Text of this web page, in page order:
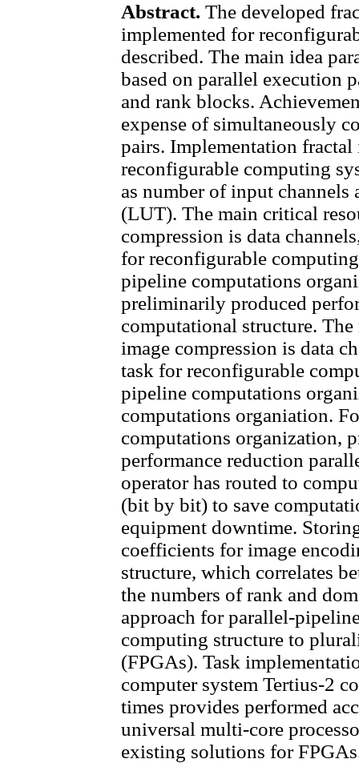
Abstract. The developed
implemented for
described. The main idea
based on parallel execution
and rank blocks.
expense of simultaneously
pairs. Implementation
reconfigurable computing
as number of input
(LUT). The main critical
compression is data
for reconfigurable
pipeline computations
preliminarily produced
computational structure.
image compression is data
task for reconfigurable
pipeline computations
computations organiation.
computations organization,
performance reduction
operator has routed to
(bit by bit) to save
equipment downtime.
coefficients for image
structure, which correlates
the numbers of rank and
approach for parallel-
computing structure to
(FPGAs). Task
computer system Tertius-2
times provides performed
universal multi-core
existing solutions for